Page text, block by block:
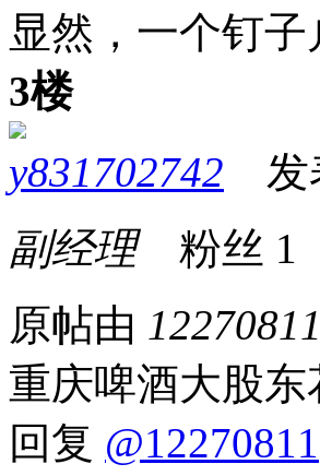
显然，一个钉
3楼
y831702742 发
副经理粉丝 1
原帖由 12270811
重庆啤酒大股
回复 @12270811